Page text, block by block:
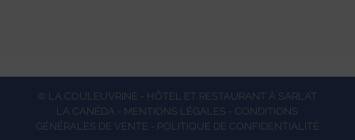
© LA COULEUVRINE - HÔTEL ET RESTAURANT À SARLAT
LA CANÉDA - MENTIONS LÉGALES - CONDITIONS
GÉNÉRALES DE VENTE - POLITIQUE DE CONFIDENTIALITÉ